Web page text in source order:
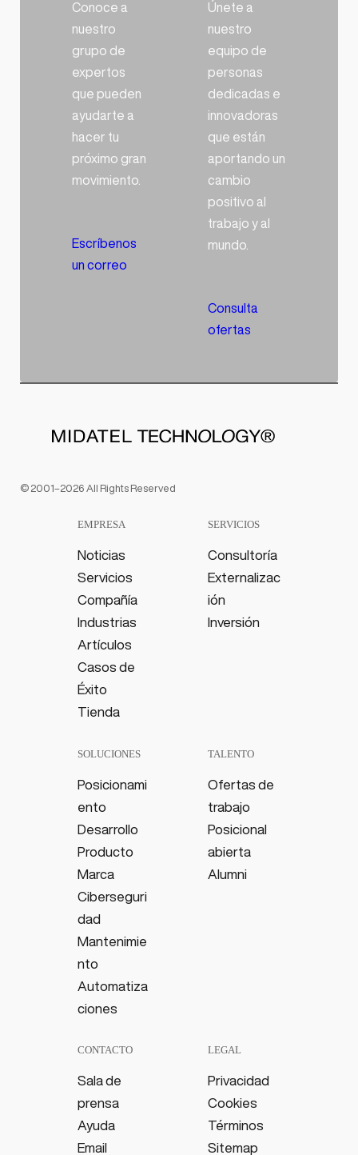
Conoce a
nuestro
grupo de
expertos
que pueden
ayudarte a
hacer tu
próximo gran
movimiento.
Escríbenos
un correo
Únete a
nuestro
equipo de
personas
dedicadas e
innovadoras
que están
aportando un
cambio
positivo al
trabajo y al
mundo.
Consulta
ofertas
© 2001–2026 All Rights Reserved
EMPRESA
Noticias
Servicios
Compañía
Industrias
Artículos
Casos de
Éxito
Tienda
SERVICIOS
Consultoría
Externalizac
ión
Inversión
SOLUCIONES
Posicionami
ento
Desarrollo
Producto
Marca
Ciberseguri
dad
Mantenimie
nto
Automatiza
ciones
TALENTO
Ofertas de
trabajo
Posicional
abierta
Alumni
CONTACTO
Sala de
prensa
Ayuda
Email
LEGAL
Privacidad
Cookies
Términos
Sitemap